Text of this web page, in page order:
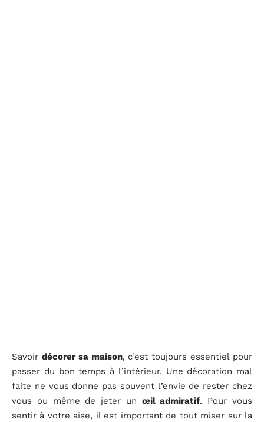
Savoir décorer sa maison, c’est toujours essentiel pour
passer du bon temps à l’intérieur. Une décoration mal
faite ne vous donne pas souvent l’envie de rester chez
vous ou même de jeter un œil admiratif. Pour vous
sentir à votre aise, il est important de tout miser sur la